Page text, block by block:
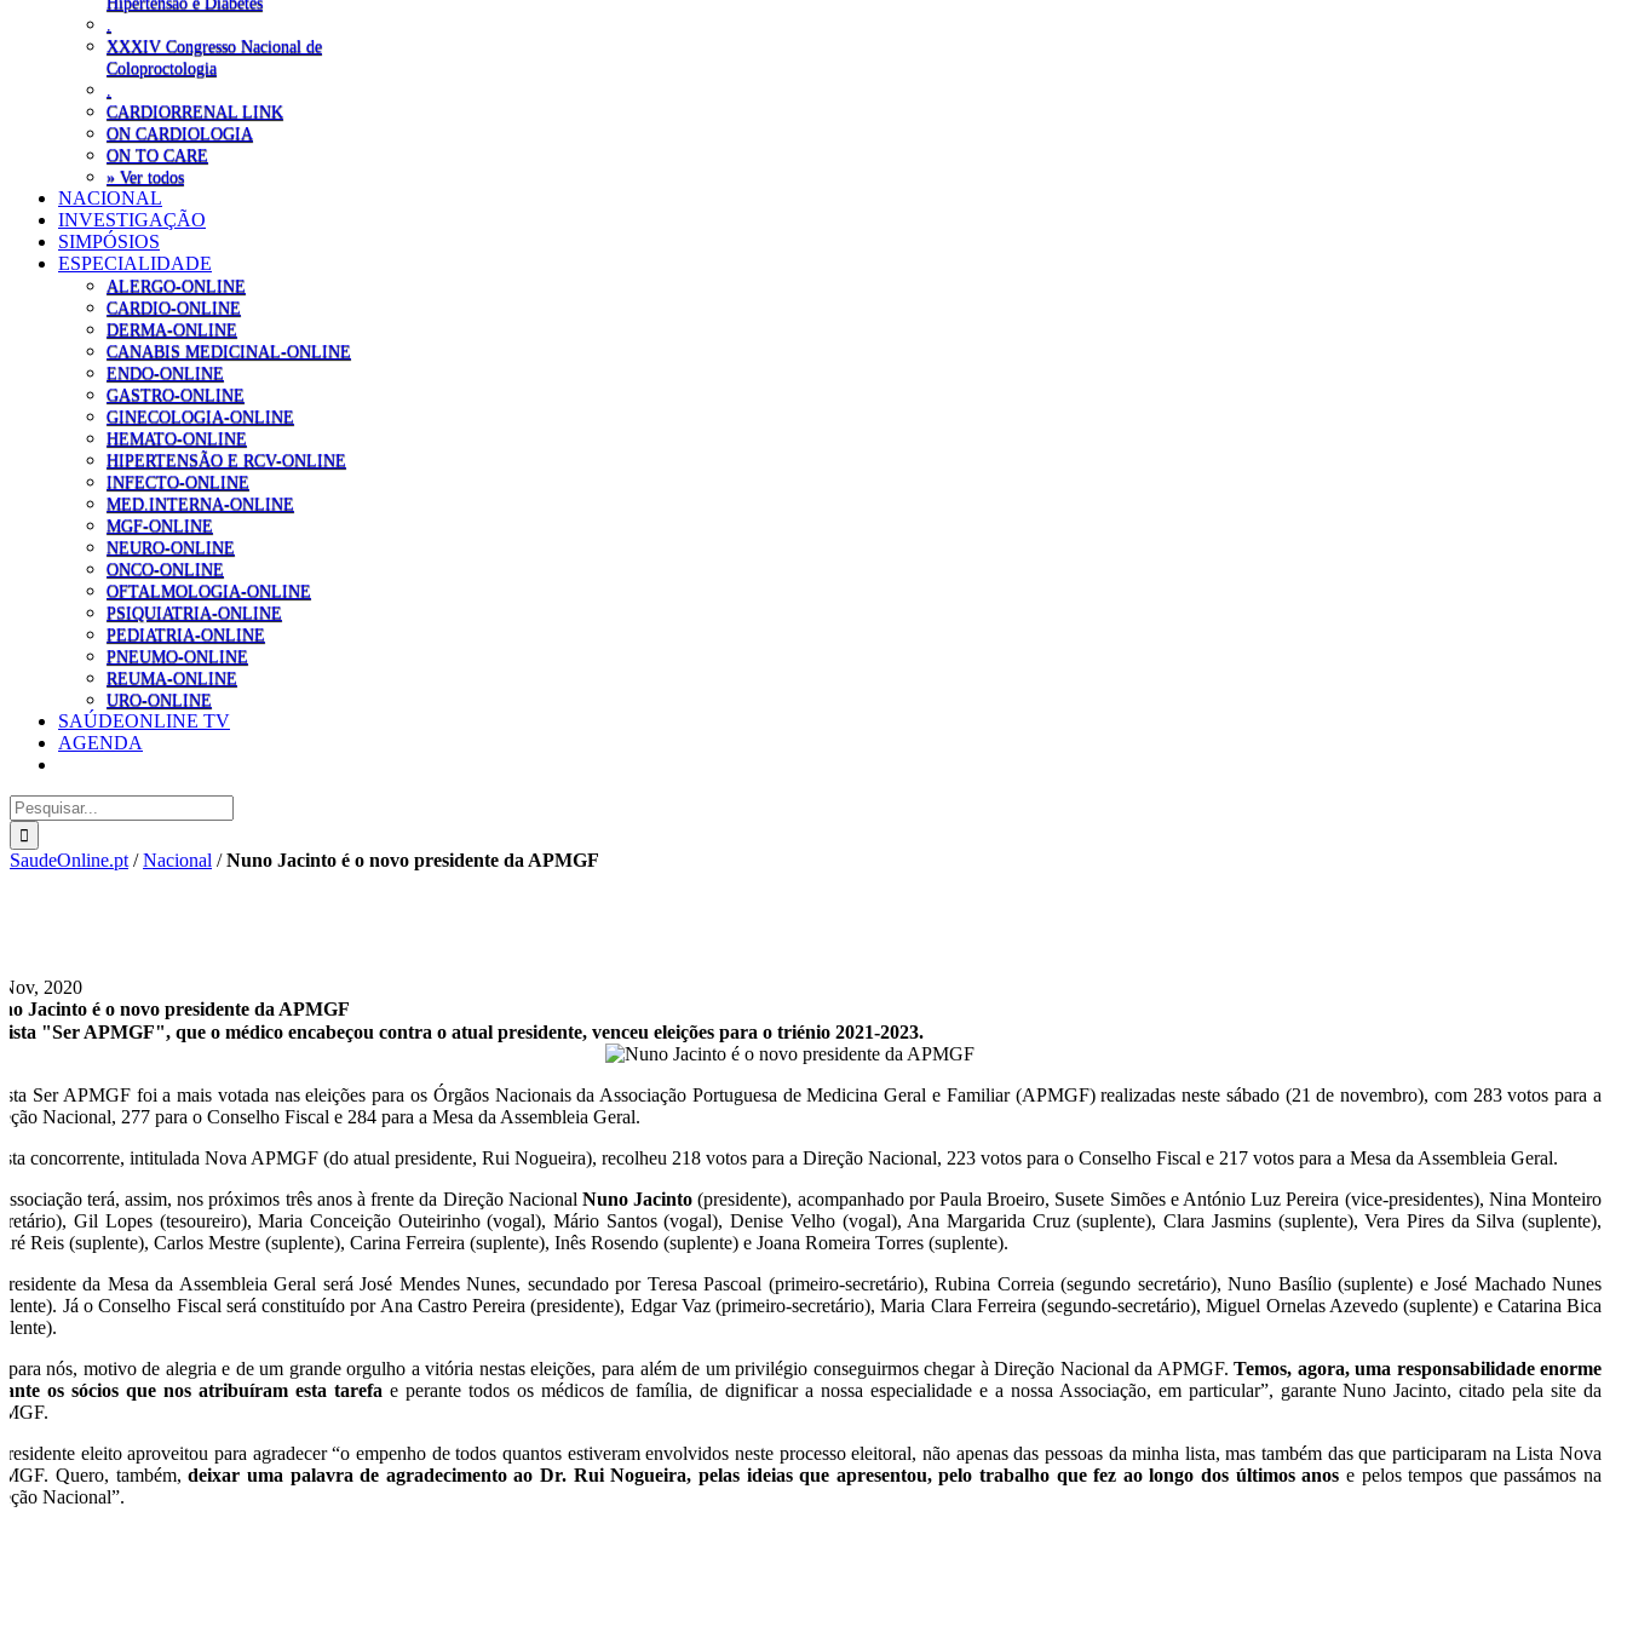
XXXIV Congresso Nacional de
Coloproctologia
CARDIORRENAL LINK
ON CARDIOLOGIA
ON TO CARE
» Ver todos
NACIONAL
INVESTIGAÇÃO
SIMPÓSIOS
ESPECIALIDADE
ALERGO-ONLINE
CARDIO-ONLINE
DERMA-ONLINE
CANABIS MEDICINAL-ONLINE
ENDO-ONLINE
GASTRO-ONLINE
GINECOLOGIA-ONLINE
HEMATO-ONLINE
HIPERTENSÃO E RCV-ONLINE
INFECTO-ONLINE
MED.INTERNA-ONLINE
MGF-ONLINE
NEURO-ONLINE
ONCO-ONLINE
OFTALMOLOGIA-ONLINE
PSIQUIATRIA-ONLINE
PEDIATRIA-ONLINE
PNEUMO-ONLINE
REUMA-ONLINE
URO-ONLINE
SAÚDEONLINE TV
AGENDA
Pesquisar
SaudeOnline.pt /Nacional /Nuno Jacinto é o novo presidente da APMGF
2020
Jacinto é o novo presidente da APMGF
"Ser APMGF", que o médico encabeçou contra o atual presidente, venceu eleições para o triénio 2021-2023.
Ser APMGF foi a mais votada nas eleições para os Órgãos Nacionais da Associação Portuguesa de Medicina Geral e Familiar (APMGF) realizadas neste sábado (21 de novembro), com 283 votos para a
Nacional, 277 para o Conselho Fiscal e 284 para a Mesa da Assembleia Geral.
concorrente, intitulada Nova APMGF (do atual presidente, Rui Nogueira), recolheu 218 votos para a Direção Nacional, 223 votos para o Conselho Fiscal e 217 votos para a Mesa da Assembleia Geral.
terá, assim, nos próximos três anos à frente da Direção NacionalNuno Jacinto (presidente), acompanhado por Paula Broeiro, Susete Simões e António Luz Pereira (vice-presidentes), Nina Monteiro
Gil Lopes (tesoureiro), Maria Conceição Outeirinho (vogal), Mário Santos (vogal), Denise Velho (vogal), Ana Margarida Cruz (suplente), Clara Jasmins (suplente), Vera Pires da Silva (suplente),
Reis (suplente), Carlos Mestre (suplente), Carina Ferreira (suplente), Inês Rosendo (suplente) e Joana Romeira Torres (suplente).
da Mesa da Assembleia Geral será José Mendes Nunes, secundado por Teresa Pascoal (primeiro-secretário), Rubina Correia (segundo secretário), Nuno Basílio (suplente) e José Machado Nunes
Já o Conselho Fiscal será constituído por Ana Castro Pereira (presidente), Edgar Vaz (primeiro-secretário), Maria Clara Ferreira (segundo-secretário), Miguel Ornelas Azevedo (suplente) e Catarina Bica
para nós, motivo de alegria e de um grande orgulho a vitória nestas eleições, para além de um privilégio conseguirmos chegar à Direção Nacional da APMGF.Temos, agora, uma responsabilidade enorme
os sócios que nos atribuíram esta tarefa e perante todos os médicos de família, de dignificar a nossa especialidade e a nossa Associação, em particular”, garante Nuno Jacinto, citado pela site da
eleito aproveitou para agradecer “o empenho de todos quantos estiveram envolvidos neste processo eleitoral, não apenas das pessoas da minha lista, mas também das que participaram na Lista Nova
Quero, também,deixar uma palavra de agradecimento ao Dr. Rui Nogueira, pelas ideias que apresentou, pelo trabalho que fez ao longo dos últimos anos e pelos tempos que passámos na
Nacional”.